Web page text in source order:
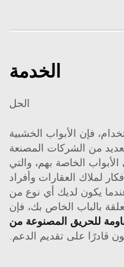
الخدمة
الحل
فإن الأبواب الخشبية
الخاصة بهم، والتي
لملاك العقارات وأفراد
يكون لديك أي نوع من
بالباب الخاص بك، فإن
للحريق المصنوعة من
قادرًا على تقديم الدعم.